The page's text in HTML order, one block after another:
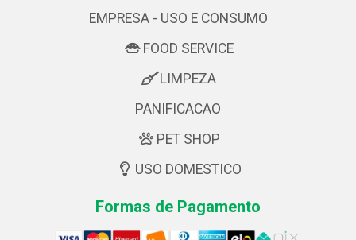
EMPRESA - USO E CONSUMO
FOOD SERVICE
LIMPEZA
PANIFICACAO
PET SHOP
USO DOMESTICO
Formas de Pagamento